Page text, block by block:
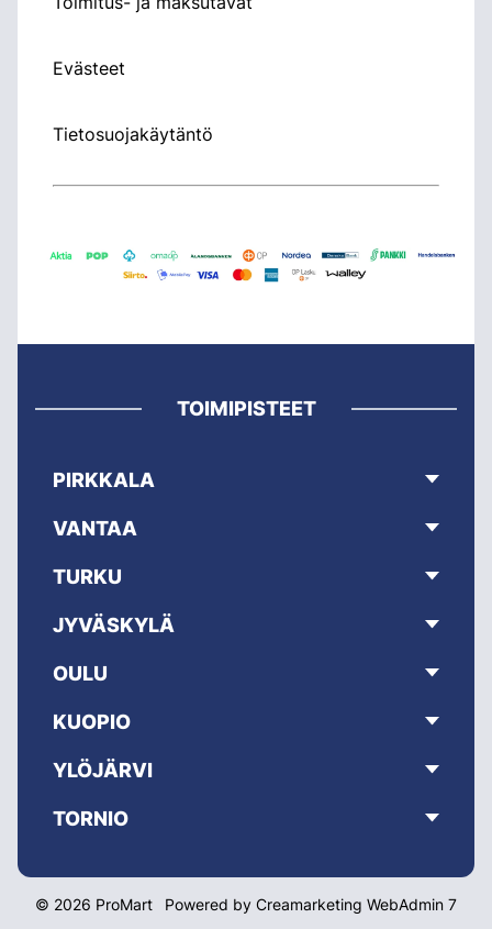
Evästeet
Tietosuojakäytäntö
TOIMIPISTEET
PIRKKALA
VANTAA
TURKU
JYVÄSKYLÄ
OULU
KUOPIO
YLÖJÄRVI
TORNIO
© 2026 ProMart Powered by Creamarketing WebAdmin 7